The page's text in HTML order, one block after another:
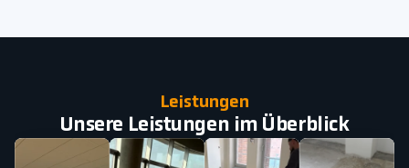
Leistungen
Unsere Leistungen im Überblick